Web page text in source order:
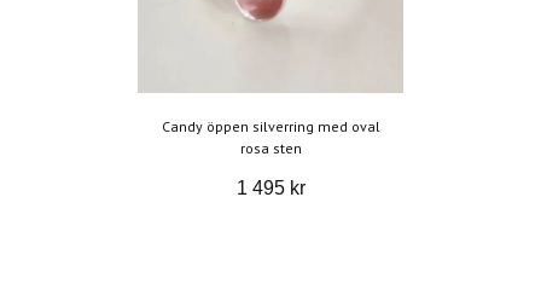
Candy öppen silverring med oval
rosa sten
1 495 kr